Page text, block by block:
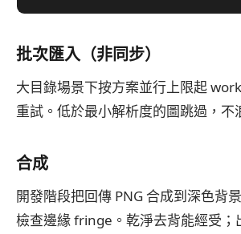
批次匯入（非同步）
大目錄場景下按方案並行上限起
重試。低於最小解析度的圖跳過，不
合成
開發階段把回傳 PNG 合成到深色背
檢查邊緣 fringe。乾淨去背能經受；